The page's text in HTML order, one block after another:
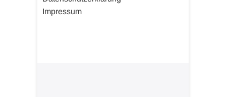
Impressum